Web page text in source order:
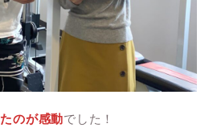
のが感動でした！